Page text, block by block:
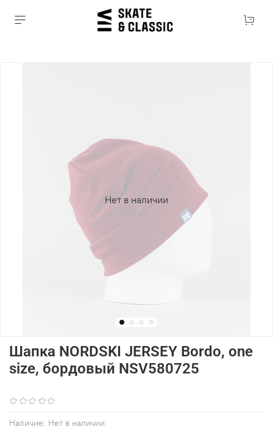
Нет в наличии
Наличие: Нет в наличии
Шапка NORDSKI JERSEY Bordo, one
size, бордовый NSV580725